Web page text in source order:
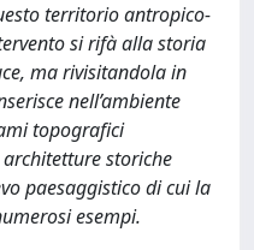
territorio antropico-
si rifà alla storia
ma rivisitandola in
nell’ambiente
topografici
storiche
paesaggistico di cui la
esempi.